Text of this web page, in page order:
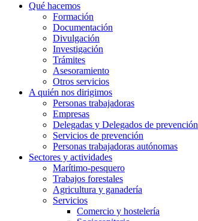
Qué hacemos
Formación
Documentación
Divulgación
Investigación
Trámites
Asesoramiento
Otros servicios
A quién nos dirigimos
Personas trabajadoras
Empresas
Delegadas y Delegados de prevención
Servicios de prevención
Personas trabajadoras autónomas
Sectores y actividades
Marítimo-pesquero
Trabajos forestales
Agricultura y ganadería
Servicios
Comercio y hostelería